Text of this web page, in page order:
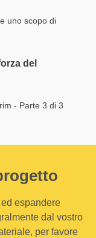
uno scopo di
del
- Parte 3 di 3
espandere
dal vostro
per favore